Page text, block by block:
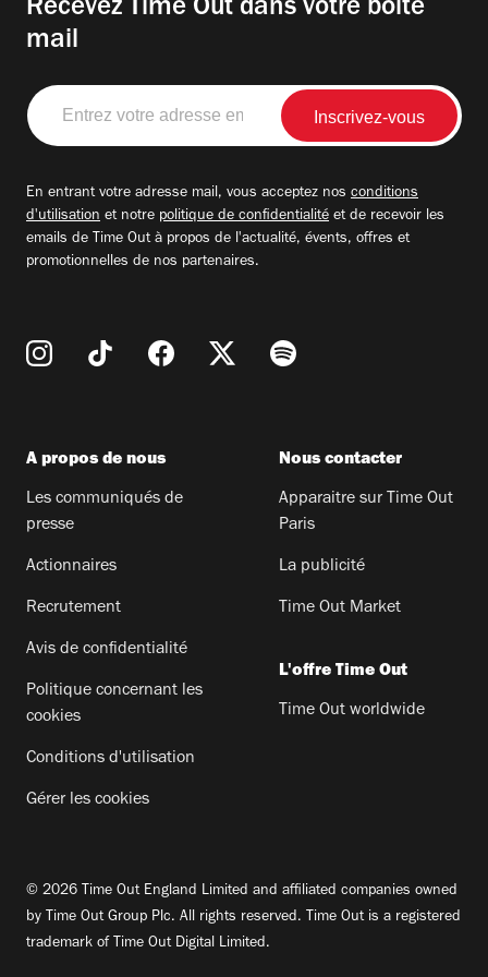
Recevez Time Out dans votre boite
mail
Entrez
votre
adresse
En entrant votre adresse mail, vous acceptez nos conditions
d'utilisation et notre politique de confidentialité et de recevoir les
emails de Time Out à propos de l'actualité, évents, offres et
promotionnelles de nos partenaires.
A propos de nous
Les communiqués de
presse
Actionnaires
Recrutement
Avis de confidentialité
Politique concernant les
cookies
Conditions d'utilisation
Gérer les cookies
Nous contacter
Apparaitre sur Time Out
Paris
La publicité
Time Out Market
L'offre Time Out
Time Out worldwide
© 2026 Time Out England Limited and affiliated companies owned
by Time Out Group Plc. All rights reserved. Time Out is a registered
trademark of Time Out Digital Limited.